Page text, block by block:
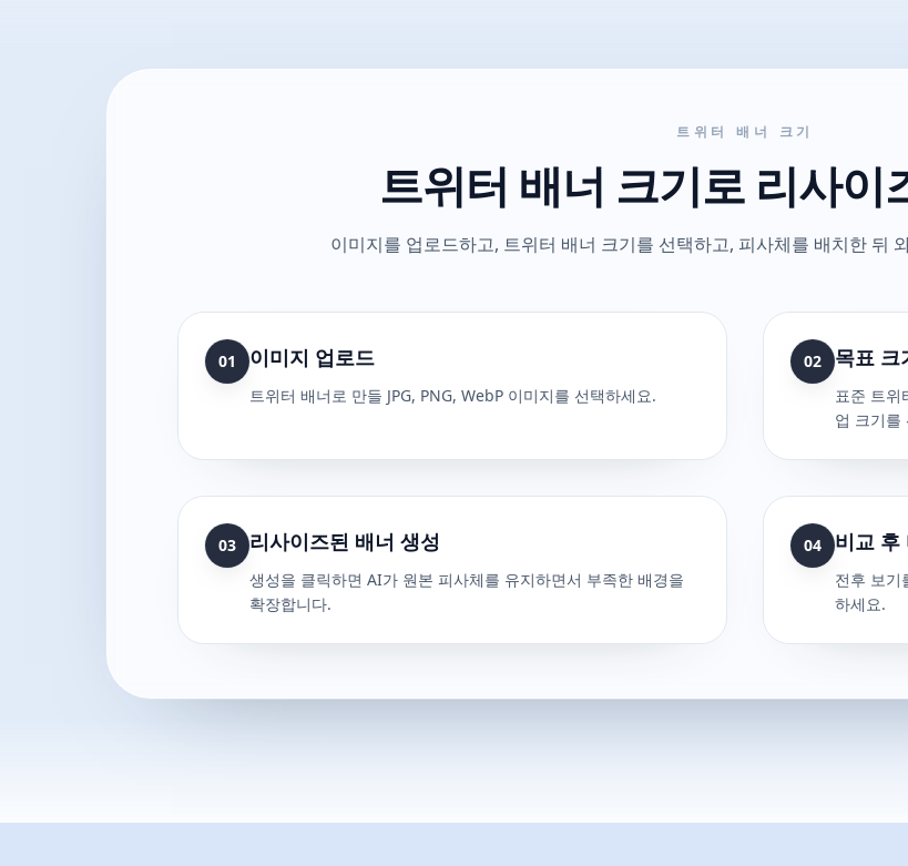
트위터 배너 크기
트위터 배너 크기로 리사이
이미지를 업로드하고, 트위터 배너 크기를 선택하고, 피사체를 배치한 뒤
01 이미지 업로드
트위터 배너로 만들 JPG, PNG, WebP 이미지를 선택하세요.
02 목표 크
표준 트위
업 크기를
03 리사이즈된 배너 생성
생성을 클릭하면 AI가 원본 피사체를 유지하면서 부족한 배경을
확장합니다.
04 비교 후
전후 보기
하세요.